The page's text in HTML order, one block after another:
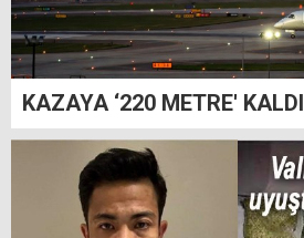
KAZAYA ‘220 METRE' KALDI